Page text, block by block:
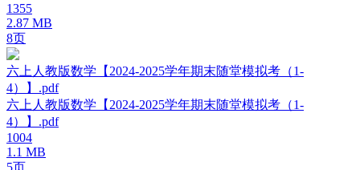
1355
2.87 MB
8页
六上人教版数学【2024-2025学年期末随堂模拟考（1-
4）】.pdf
六上人教版数学【2024-2025学年期末随堂模拟考（1-
4）】.pdf
1004
1.1 MB
5页